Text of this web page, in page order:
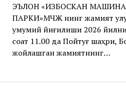
ЭЪЛОН «ИЗБОСКАН
ПАРКИ»МЧЖ нинг жамият
умумий йиғилиши 2026
соат 11.00 да Пойтуғ шаҳри,
жойлашган жамиятнинг…